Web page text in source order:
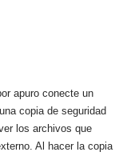
apuro conecte un
copia de seguridad
los archivos que
Al hacer la copia